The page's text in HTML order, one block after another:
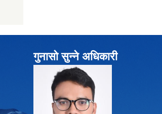
गुनासो सुन्ने अधिकारी